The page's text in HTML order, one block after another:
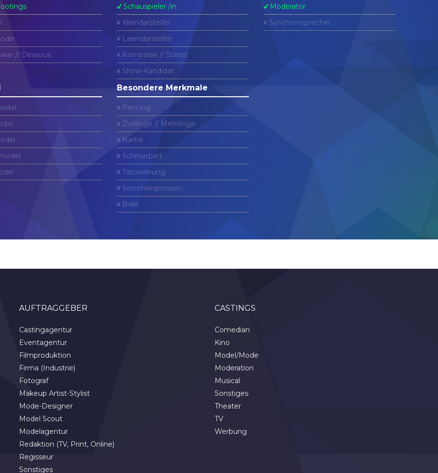
// Dessous
Schauspieler /in
Kleindarsteller
Laiendarsteller
Komparse // Statist
Show-Kandidat
Moderator
Synchronsprecher
Besondere Merkmale
Piercing
Zwillinge // Mehrlinge
Narbe
Schnurrbart
Tätowierung
Sommersprossen
Brille
AUFTRAGGEBER
Castingagentur
Eventagentur
Filmproduktion
Firma (Industrie)
Fotograf
Makeup Artist-Stylist
Mode-Designer
Model Scout
Modelagentur
Redaktion (TV, Print, Online)
Regisseur
Sonstiges
CASTINGS
Comedian
Kino
Model/Mode
Moderation
Musical
Sonstiges
Theater
TV
Werbung